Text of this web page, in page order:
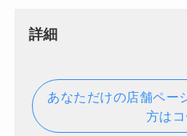
詳細
あなただけの店舗ペー
方は